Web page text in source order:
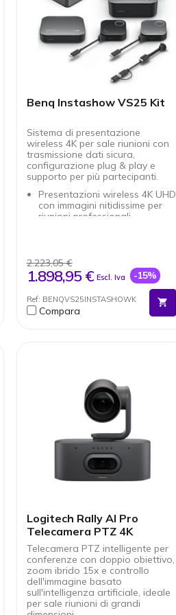
Benq Instashow VS25 Kit
Sistema di presentazione
wireless 4K per sale riunioni con
trasmissione dati sicura,
configurazione plug & play e
supporto per più partecipanti.
Presentazioni wireless 4K UHD
con immagini nitidissime per
riunioni professionali
Elevata sicurezza dei dati
grazie alla crittografia
integrata a livello aziendale
Supporto multiutente per
presentazioni collaborative
Compatibile con dispositivi
2.223,05 €
1.898,95 € Escl. Iva -15%
Ref: BENQVS25INSTASHOWK
Compara
Logitech Rally AI Pro
Telecamera PTZ 4K
Telecamera PTZ intelligente per
conferenze con doppio obiettivo,
zoom ibrido 15x e controllo
dell'immagine basato
sull'intelligenza artificiale, ideale
per sale riunioni di grandi